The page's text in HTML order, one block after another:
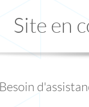
Site en
Besoin